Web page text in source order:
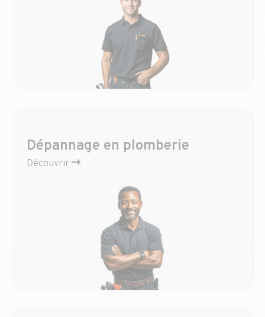
Dépannage en plomberie
Découvrir